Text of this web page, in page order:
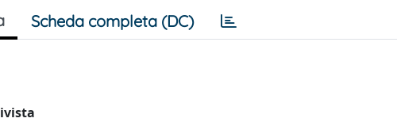
Scheda completa (DC)